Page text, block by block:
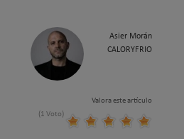
Asier Morán
CALORYFRIO
Valora este artículo
(1 Voto)